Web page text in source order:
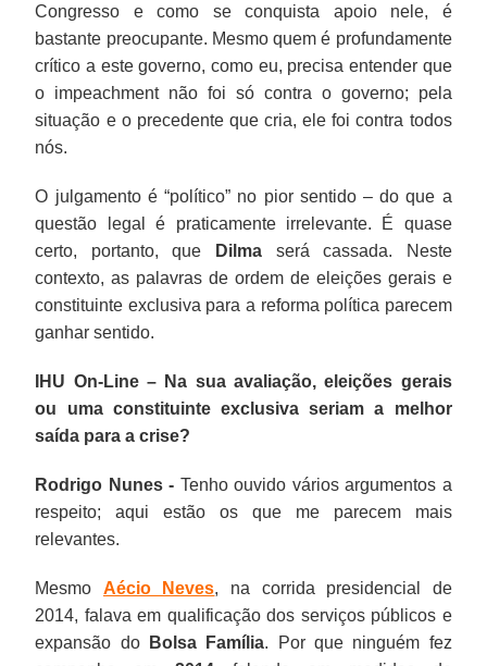
Congresso e como se conquista apoio nele, é
bastante preocupante. Mesmo quem é profundamente
crítico a este governo, como eu, precisa entender que
o impeachment não foi só contra o governo; pela
situação e o precedente que cria, ele foi contra todos
nós.
O julgamento é “político” no pior sentido – do que a
questão legal é praticamente irrelevante. É quase
certo, portanto, que
Dilma será cassada. Neste
contexto, as palavras de ordem de eleições gerais e
constituinte exclusiva para a reforma política parecem
ganhar sentido.
IHU On-Line – Na sua avaliação, eleições gerais
ou uma constituinte exclusiva seriam a melhor
saída para a crise?
Rodrigo Nunes - Tenho ouvido vários argumentos a
respeito; aqui estão os que me parecem mais
relevantes.
Mesmo Aécio Neves, na corrida presidencial de
2014, falava em qualificação dos serviços públicos e
expansão do
Bolsa Família. Por que ninguém fez